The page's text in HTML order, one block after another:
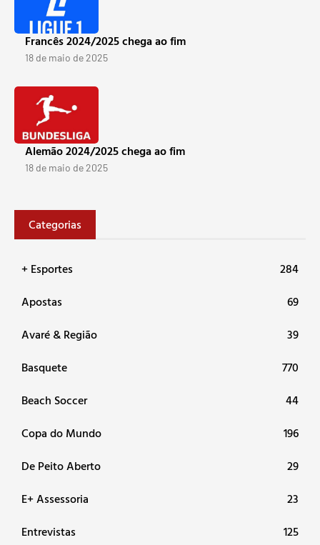
Francês 2024/2025 chega ao fim
18 de maio de 2025
Alemão 2024/2025 chega ao fim
18 de maio de 2025
Categorias
+ Esportes
284
Apostas
69
Avaré & Região
39
Basquete
770
Beach Soccer
44
Copa do Mundo
196
De Peito Aberto
29
E+ Assessoria
23
Entrevistas
125